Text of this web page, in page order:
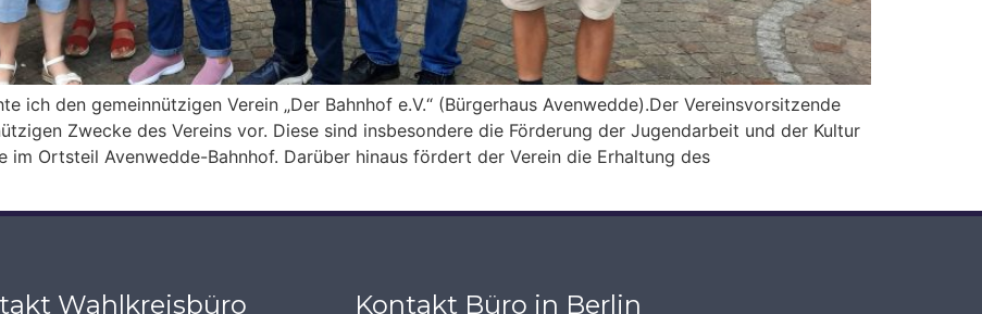
ich den gemeinnützigen Verein „Der Bahnhof e.V.“ (Bürgerhaus Avenwedde).Der Vereinsvorsitzende
Zwecke des Vereins vor. Diese sind insbesondere die Förderung der Jugendarbeit und der Kultur
Ortsteil Avenwedde-Bahnhof. Darüber hinaus fördert der Verein die Erhaltung des
Wahlkreisbüro Kontakt Büro in Berlin